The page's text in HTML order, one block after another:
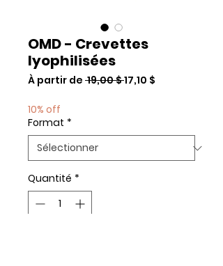
OMD - Crevettes
lyophilisées
À partir de 19,00 $ Prix
17,10 $
10% off
Format *
Quantité *